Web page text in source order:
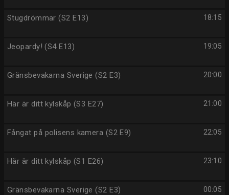
18:15
Stugdrömmar (S2 E13)
19:05
Jeopardy! (S4 E13)
20:00
Gränsbevakarna Sverige (S2 E3)
21:00
Här är ditt kylskåp (S3 E27)
22:05
Fångat på polisens kamera (S2 E9)
23:10
Här är ditt kylskåp (S1 E26)
00:05
Gränsbevakarna Sverige (S2 E3)